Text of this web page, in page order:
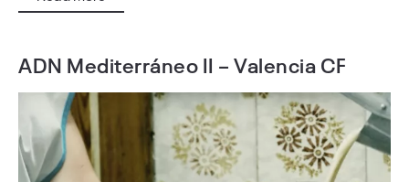
ADN Mediterráneo II – Valencia CF